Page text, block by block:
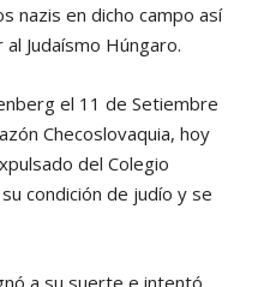
nazis en dicho campo así
Judaísmo Húngaro.
el 11 de Setiembre
Checoslovaquia, hoy
del Colegio
condición de judío y se
a su suerte e intentó